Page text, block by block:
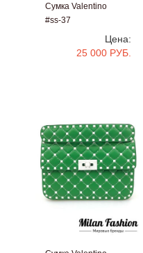
Сумка Valentino
#ss-37
Цена:
25 000 РУБ.